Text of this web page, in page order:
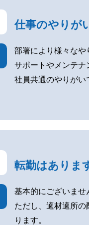
仕事のやりが
部署により様々なや
サポートやメンテナ
社員共通のやりがい
転勤はありま
基本的にございませ
ただし、適材適所
ります。